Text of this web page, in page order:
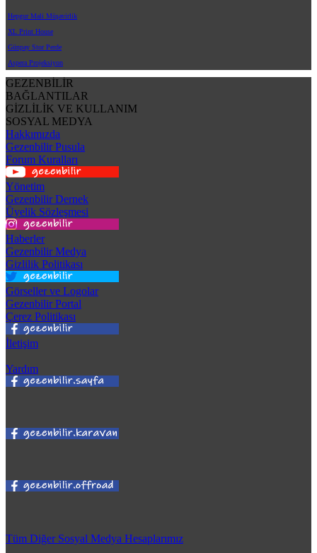
Hepgur Mali Müşavirlik
XL Print House
Günpay Stor Perde
Aspera Projeksiyon
GEZENBİLİR
BAĞLANTILAR
GİZLİLİK VE KULLANIM
SOSYAL MEDYA
Hakkımızda
Gezenbilir Pusula
Forum Kuralları
Yönetim
Gezenbilir Dernek
Üyelik Sözleşmesi
Haberler
Gezenbilir Medya
Gizlilik Politikası
Görseller ve Logolar
Gezenbilir Portal
Çerez Politikası
İletişim
Yardım
Tüm Diğer Sosyal Medya Hesaplarımız